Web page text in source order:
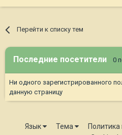
Перейти к списку тем
Последние посетители 0
Ни одного зарегистрированного
данную страницу
Язык Тема